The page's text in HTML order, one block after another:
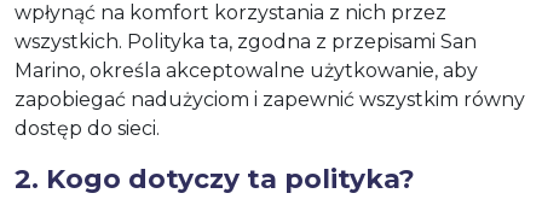
wpłynąć na komfort korzystania z nich przez
wszystkich. Polityka ta, zgodna z przepisami San
Marino, określa akceptowalne użytkowanie, aby
zapobiegać nadużyciom i zapewnić wszystkim równy
dostęp do sieci.
2. Kogo dotyczy ta polityka?